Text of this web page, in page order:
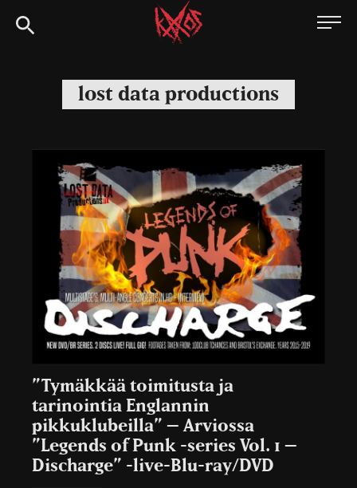
Siirry
suoraan
Kaaoszine
lost data productions
”Tymäkkää toimitusta ja
tarinointia Englannin
pikkuklubeilla” – Arviossa
”Legends of Punk -series Vol. 1 –
Discharge” -live-Blu-ray/DVD